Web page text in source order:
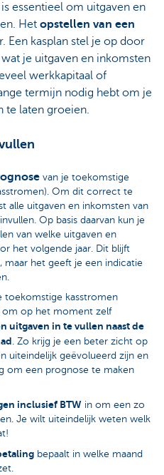
essentieel om uitgaven en
Het opstellen van een
Een kasplan stel je op door
je uitgaven en inkomsten
werkkapitaal of
termijn nodig hebt om je
te laten groeien.
van je toekomstige
Om dit correct te
alle uitgaven en inkomsten van
Op basis daarvan kun je
van welke uitgaven en
het volgende jaar. Dit blijft
maar het geeft je een indicatie
toekomstige kasstromen
om op het moment zelf
uitgaven in te vullen naast de
. Zo krijg je een beter zicht op
uiteindelijk geëvolueerd zijn en
om een prognose te maken
inclusief BTW in om een zo
Je wilt uiteindelijk weten welk
bepaalt in welke maand